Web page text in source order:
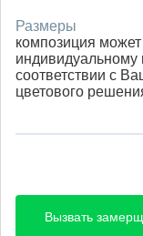
Размеры
композиция
соответствии с
цветового
Вызвать